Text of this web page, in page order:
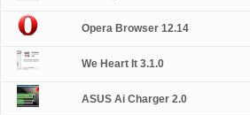
Opera Browser 12.14
We Heart It 3.1.0
ASUS Ai Charger 2.0